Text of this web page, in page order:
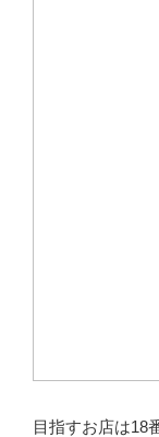
目指すお店は18